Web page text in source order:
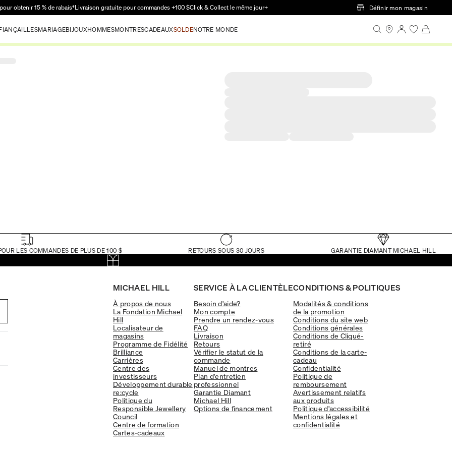
Passer au contenu principal
obtenir 15 % de rabais†Livraison gratuite pour commandes +100 $Click & Collect le même jour+ Définir mon magasin
MARIAGEBIJOUXHOMMESMONTRESCADEAUXSOLDENOTRE MONDE
LES COMMANDES DE PLUS DE 100 $ RETOURS SOUS 30 JOURS GARANTIE DIAMANT MICHAEL HILL
MICHAEL HILL
À propos de nous
La Fondation Michael
Hill
Localisateur de
magasins
Programme de Fidélité
Brilliance
Carrières
Centre des
investisseurs
Développement durable
re:cycle
Politique du
Responsible Jewellery
Council
Centre de formation
Cartes-cadeaux
SERVICE À LA CLIENTÈLE
Besoin d'aide?
Mon compte
Prendre un rendez-vous
FAQ
Livraison
Retours
Vérifier le statut de la
commande
Manuel de montres
Plan d'entretien
professionnel
Garantie Diamant
Michael Hill
Options de financement
CONDITIONS & POLITIQUES
Modalités & conditions
de la promotion
Conditions du site web
Conditions générales
Conditions de Cliqué-
retiré
Conditions de la carte-
cadeau
Confidentialité
Politique de
remboursement
Avertissement relatifs
aux produits
Politique d'accessibilité
Mentions légales et
confidentialité